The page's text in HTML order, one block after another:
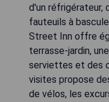
d'un réfrigérateur,
fauteuils à
Street Inn offre
terrasse-jardin,
serviettes et des
visites propose
de vélos, les